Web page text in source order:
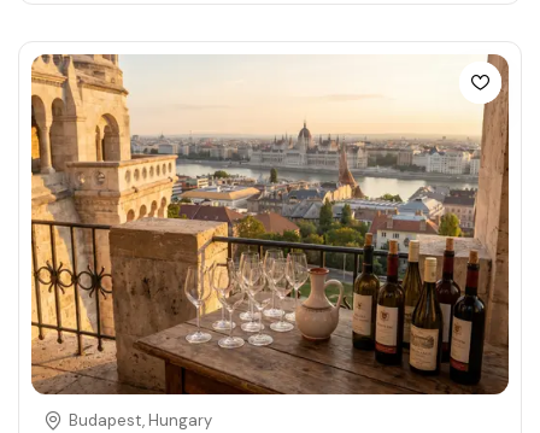
сокровищами в расслабленной обстановке, что делает его
идеальным развлечением для первых посетителей и опытных
путешественников. Почувствуйте ветер в волосах, проезжая
мимо великолепных видов на реку, вековых зданий и
оживленных мест. Этот захватывающий опыт предлагает не
только осмотр достопримечательностей, но и глубокое
погружение в богатую культуру и историю Будапешта,
наслаждаясь свежим воздухом и красивой природой города.
Budapest, Hungary